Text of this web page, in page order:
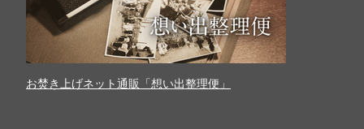
お焚き上げネット通販「想い出整理便」